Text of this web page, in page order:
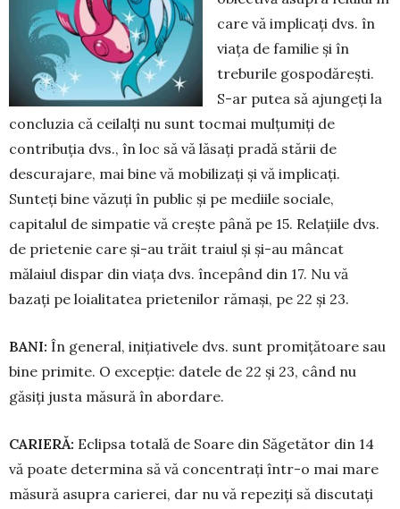
care vă implicați dvs. în
viața de familie și în
treburile gospodărești.
S-ar putea să ajungeți la
concluzia că ceilalți nu sunt tocmai mulțumiţi de
contribuția dvs., în loc să vă lăsați pradă stării de
descurajare, mai bine vă mobilizați și vă im­plicați.
Sunteți bine văzuţi în public și pe mediile sociale,
capitalul de simpatie vă crește până pe 15. Relațiile dvs.
de prietenie care și-au trăit traiul și și-au mâncat
mălaiul dispar din viața dvs. înce­pând din 17. Nu vă
bazați pe loialitatea prietenilor rămași, pe 22 și 23.
BANI: În general, inițiativele dvs. sunt pro­mițătoare sau
bine primite. O excepție: datele de 22 și 23, când nu
găsiți justa măsură în abordare.
CARIERĂ: Eclipsa totală de Soare din Să­ge­tător din 14
vă poate determina să vă concentrați într-o mai mare
măsură asupra carierei, dar nu vă repeziți să discutați